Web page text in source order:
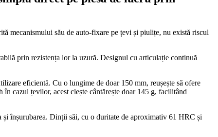
mecanismului său de auto-fixare pe țevi și piulițe, nu există riscul
prin rezistența lor la uzură. Designul cu articulație continuă
eficientă. Cu o lungime de doar 150 mm, reușește să ofere
cazul țevilor, acest clește cântărește doar 145 g, facilitând
și înșurubarea. Dinții săi, cu o duritate de aproximativ 61 HRC și